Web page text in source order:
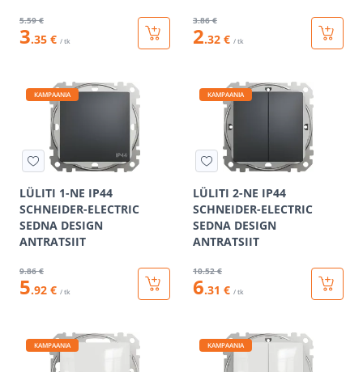
5.59 €
3.35 € / tk
3.86 €
2.32 € / tk
KAMPAANIA
LÜLITI 1-NE IP44
SCHNEIDER-ELECTRIC
SEDNA DESIGN
ANTRATSIIT
9.86 €
5.92 € / tk
KAMPAANIA
LÜLITI 2-NE IP44
SCHNEIDER-ELECTRIC
SEDNA DESIGN
ANTRATSIIT
10.52 €
6.31 € / tk
KAMPAANIA KAMPAANIA